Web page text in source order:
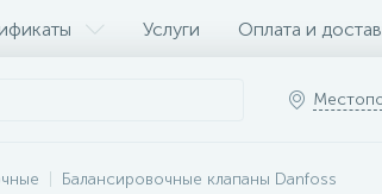
Услуги Оплата и
Балансировочные клапаны Danfoss